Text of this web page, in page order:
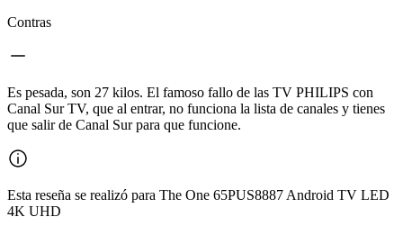
Contras
Es pesada, son 27 kilos. El famoso fallo de las TV PHILIPS con
Canal Sur TV, que al entrar, no funciona la lista de canales y tienes
que salir de Canal Sur para que funcione.
Esta reseña se realizó para The One 65PUS8887 Android TV LED
4K UHD